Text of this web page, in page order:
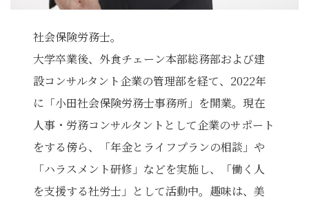
社会保険労務士。
大学卒業後、外食チェーン本部総務部および建
設コンサルタント企業の管理部を経て、2022年
に「小田社会保険労務士事務所」を開業。現在
人事・労務コンサルタントとして企業のサポート
をする傍ら、「年金とライフプランの相談」や
「ハラスメント研修」などを実施し、「働く人
を支援する社労士」として活動中。趣味は、美